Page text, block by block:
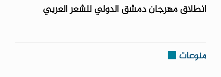
انطلاق مهرجان دمشق الدولي للشعر العربي
منوعات